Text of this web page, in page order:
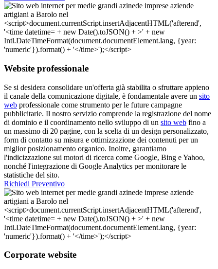
Website professionale
Se si desidera consolidare un'offerta già stabilita o sfruttare appieno
il canale della comunicazione digitale, è fondamentale avere un sito
web professionale come strumento per le future campagne
pubblicitarie. Il nostro servizio comprende la registrazione del nome
di dominio e il coordinamento nello sviluppo di un sito web fino a
un massimo di 20 pagine, con la scelta di un design personalizzato,
form di contatto su misura e ottimizzazione dei contenuti per un
miglior posizionamento organico. Inoltre, garantiamo
l'indicizzazione sui motori di ricerca come Google, Bing e Yahoo,
nonché l'integrazione di Google Analytics per monitorare le
statistiche del sito.
Richiedi Preventivo
Corporate website